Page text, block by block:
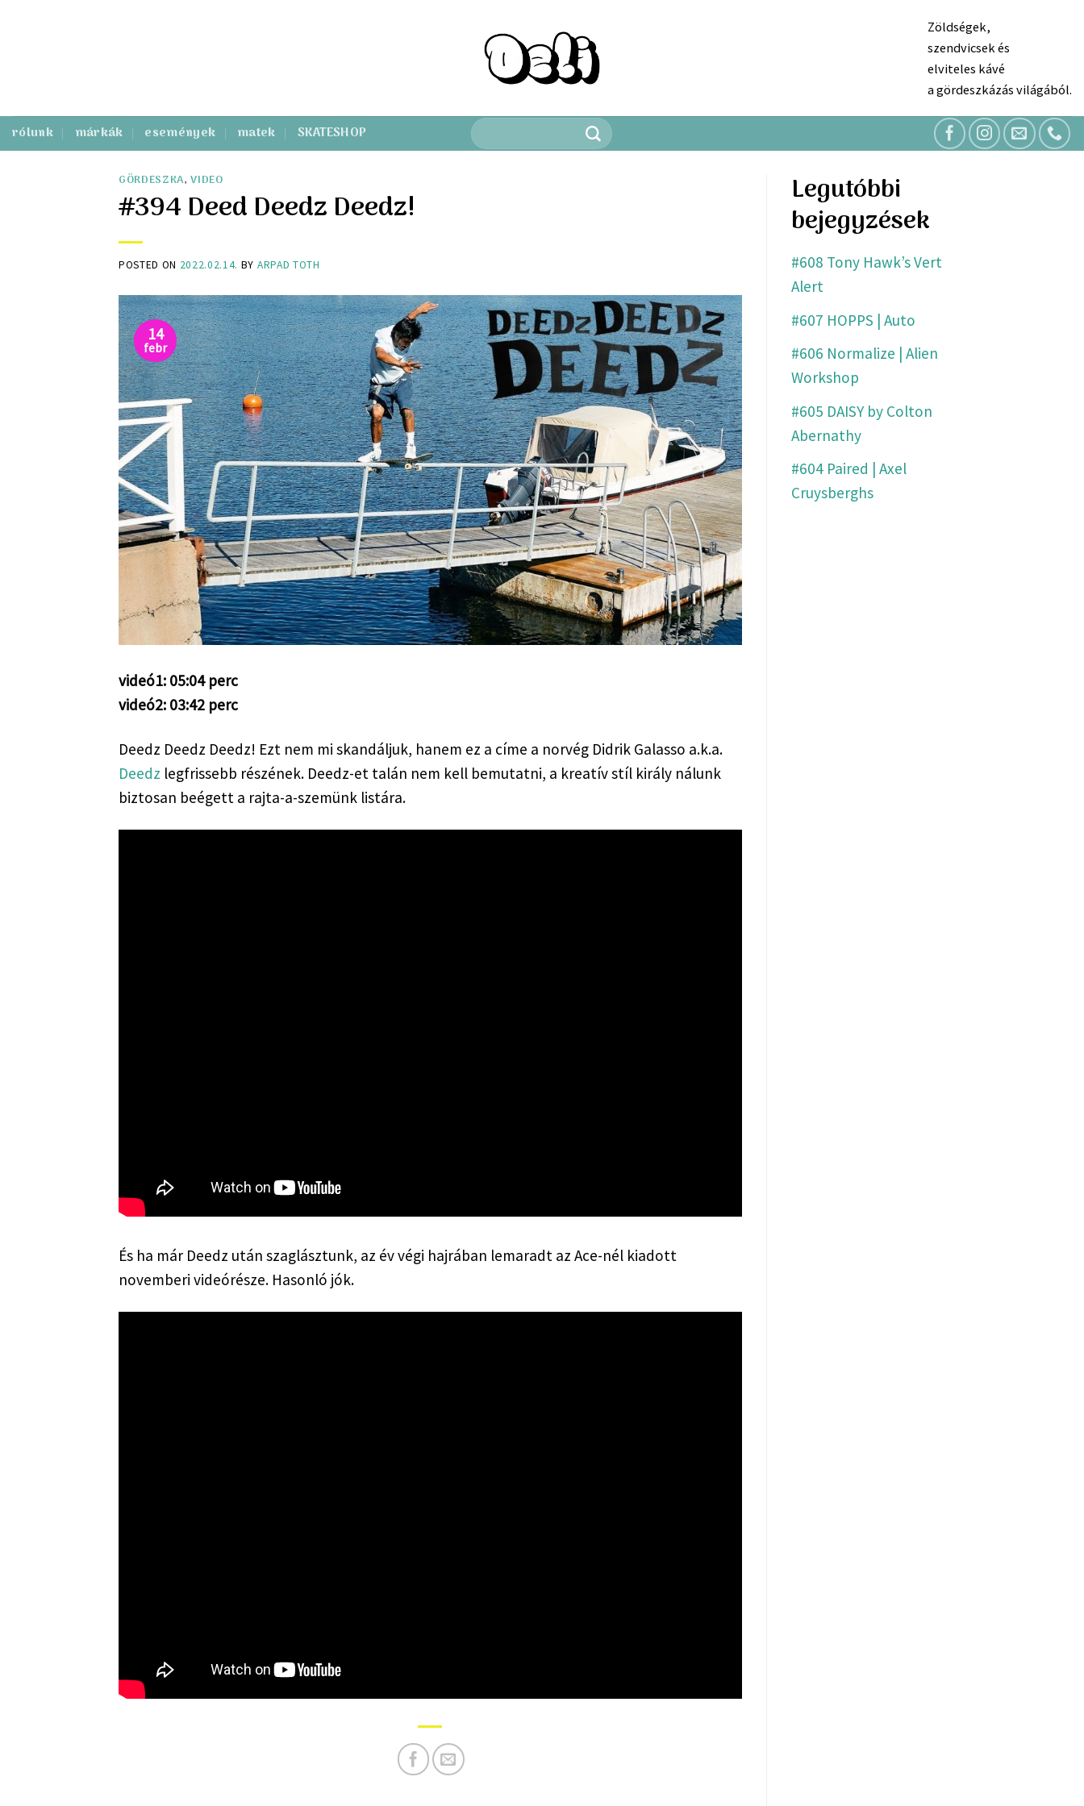
Zöldségek,
szendvicsek és
elviteles kávé
a gördeszkázás világából.
rólunk márkák események matek SKATESHOP
Keresés
a
GÖRDESZKA,VIDEO
#394 Deed Deedz Deedz!
POSTED ON 2022.02.14. BY ARPAD TOTH
14
febr
videó1: 05:04 perc
videó2: 03:42 perc
Deedz legfrissebb részének. Deedz-et talán nem kell bemutatni, a kreatív stíl király nálunk
biztosan beégett a rajta-a-szemünk listára.
És ha már Deedz után szaglásztunk, az év végi hajrában lemaradt az Ace-nél kiadott
novemberi videórésze. Hasonló jók.
Legutóbbi
bejegyzések
#608 Tony Hawk’s Vert
Alert
#607 HOPPS | Auto
#606 Normalize | Alien
Workshop
#605 DAISY by Colton
Abernathy
#604 Paired | Axel
Cruysberghs